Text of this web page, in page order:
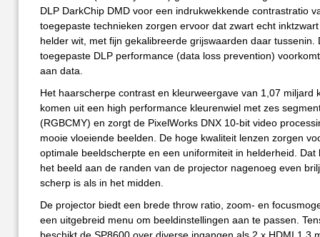
DLP DarkChip DMD voor een indrukwekkende contrastratio
toegepaste technieken zorgen ervoor dat zwart echt
helder wit, met fijn gekalibreerde grijswaarden daar tussenin.
toegepaste DLP performance (data loss prevention)
aan data.
Het haarscherpe contrast en kleurweergave van 1,07 miljard
komen uit een high performance kleurenwiel met zes
(RGBCMY) en zorgt de PixelWorks DNX 10-bit video
mooie vloeiende beelden. De hoge kwaliteit lenzen zorgen
optimale beeldscherpte en een uniformiteit in helderheid. Dat
het beeld aan de randen van de projector nagenoeg even
scherp is als in het midden.
De projector biedt een brede throw ratio, zoom- en
een uitgebreid menu om beeldinstellingen aan te passen.